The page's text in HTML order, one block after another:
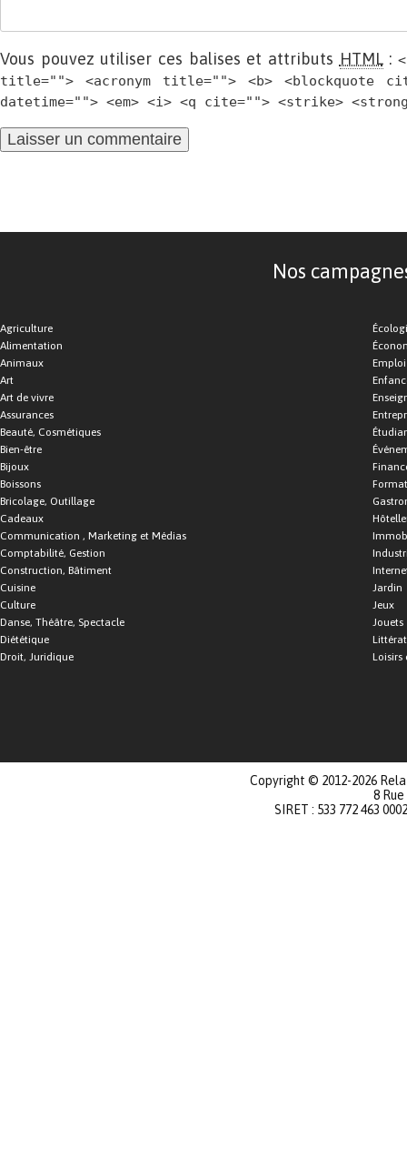
Vous pouvez utiliser ces balises et attributs HTML:
title=""> <acronym title=""> <b> <blockquote
datetime=""> <em> <i> <q cite=""> <strike>
Nos
Agriculture
Alimentation
Animaux
Art
Art de vivre
Assurances
Beauté, Cosmétiques
Bien-être
Bijoux
Boissons
Bricolage, Outillage
Cadeaux
Communication , Marketing et Médias
Comptabilité, Gestion
Construction, Bâtiment
Cuisine
Culture
Danse, Théâtre, Spectacle
Diététique
Droit, Juridique
Emploi
Jardin
Jeux
Jouets
Loisirs
Copyright © 2012-2026
8
SIRET : 533 772 463